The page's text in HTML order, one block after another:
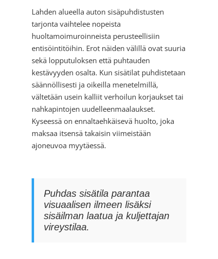
Lahden alueella auton sisäpuhdistusten
tarjonta vaihtelee nopeista
huoltamoimuroinneista perusteellisiin
entisöintitöihin. Erot näiden välillä ovat suuria
sekä lopputuloksen että puhtauden
kestävyyden osalta. Kun sisätilat puhdistetaan
säännöllisesti ja oikeilla menetelmillä,
vältetään usein kalliit verhoilun korjaukset tai
nahkapintojen uudelleenmaalaukset.
Kyseessä on ennaltaehkäisevä huolto, joka
maksaa itsensä takaisin viimeistään
ajoneuvoa myytäessä.
Puhdas sisätila parantaa
visuaalisen ilmeen lisäksi
sisäilman laatua ja kuljettajan
vireystilaa.